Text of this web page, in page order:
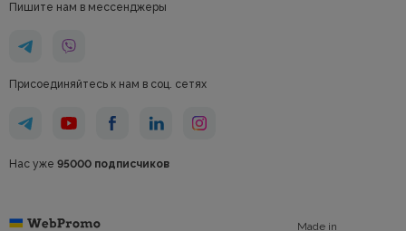
Пишите нам в мессенджеры
Присоединяйтесь к нам в соц. сетях
Нас уже 95000 подписчиков
Made in